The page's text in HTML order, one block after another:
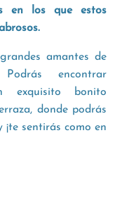
en los que estos
amantes de
encontrar
exquisito bonito
donde podrás
sentirás como en